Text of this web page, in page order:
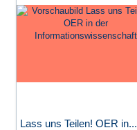
Lass uns Teilen! OER in...